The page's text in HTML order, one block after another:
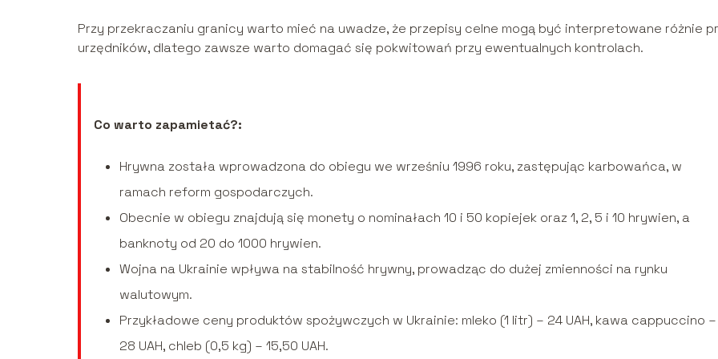
Przy przekraczaniu granicy warto mieć na uwadze, że przepisy celne mogą być interpretowane różnie
urzędników, dlatego zawsze warto domagać się pokwitowań przy ewentualnych kontrolach.
Co warto zapamietać?:
Hrywna została wprowadzona do obiegu we wrześniu 1996 roku, zastępując karbowańca, w
ramach reform gospodarczych.
Obecnie w obiegu znajdują się monety o nominałach 10 i 50 kopiejek oraz 1, 2, 5 i 10 hrywien, a
banknoty od 20 do 1000 hrywien.
Wojna na Ukrainie wpływa na stabilność hrywny, prowadząc do dużej zmienności na rynku
walutowym.
Przykładowe ceny produktów spożywczych w Ukrainie: mleko (1 litr) – 24 UAH, kawa cappuccino –
28 UAH, chleb (0,5 kg) – 15,50 UAH.